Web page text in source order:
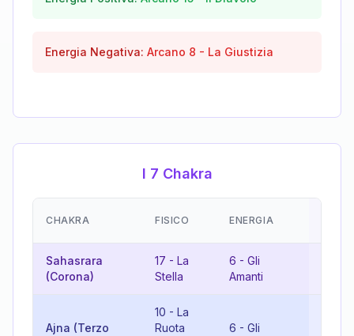
Energia Negativa: Arcano 8 - La Giustizia
I 7 Chakra
CHAKRA FISICO ENERGIA
Sahasrara
(Corona)
17 - La
Stella
6 - Gli
Amanti
Ajna (Terzo
10 - La
Ruota
6 - Gli